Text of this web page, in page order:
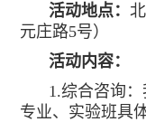
活动地点：
元庄路5号）
活动内容：
1.综合咨询
专业、实验班具